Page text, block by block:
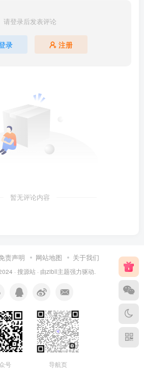
请登录后发表评论
录 注册
暂无评论内容
责声明 网站地图 关于我们
· 搜源站 · 由zibll主题强力驱动.
号 导航页